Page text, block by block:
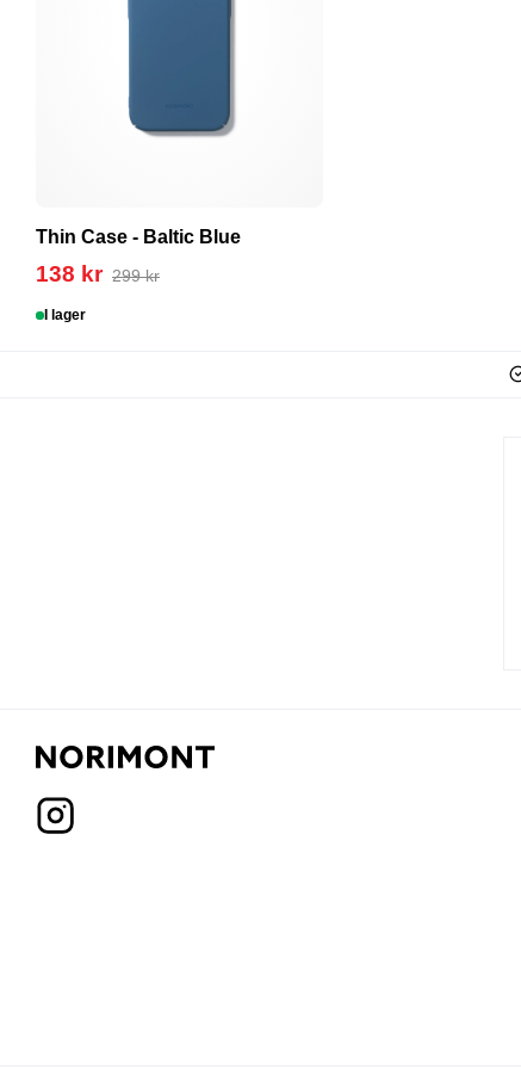
Thin Case - Baltic Blue
138 kr 299 kr
I lager